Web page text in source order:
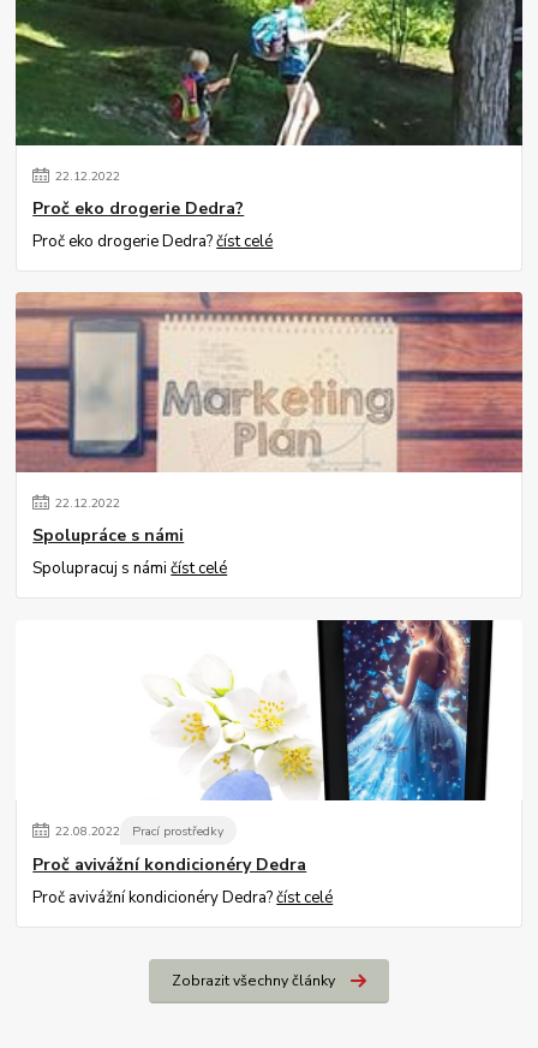
22.12.2022
Proč eko drogerie Dedra?
Proč eko drogerie Dedra?číst celé
22.12.2022
Spolupráce s námi
Spolupracuj s námičíst celé
22.08.2022 Prací prostředky
Proč avivážní kondicionéry Dedra
Proč avivážní kondicionéry Dedra?číst celé
Zobrazit všechny články